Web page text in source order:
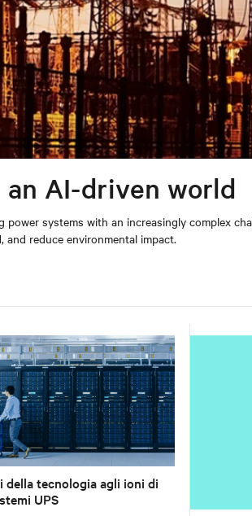
AI-driven world
systems with an increasingly complex
reduce environmental impact.
della tecnologia agli ioni di
UPS